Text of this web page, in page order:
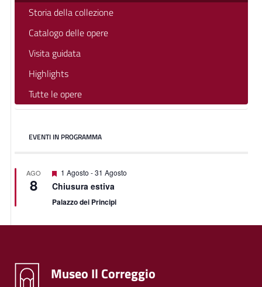
Storia della collezione
Catalogo delle opere
Visita guidata
Highlights
Tutte le opere
EVENTI IN PROGRAMMA
AGO
8
Segnalati
1 Agosto -31 Agosto
Chiusura estiva
Palazzo dei Principi
Museo Il Correggio